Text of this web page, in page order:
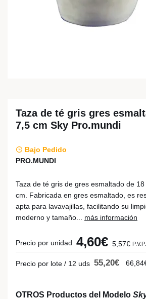
Taza de té gris gres
7,5 cm Sky Pro.mundi
Bajo Pedido
PRO.MUNDI
Taza de té gris de gres esmaltado de
cm. Fabricada en gres esmaltado, es
apta para lavavajillas, facilitando su
moderno y tamaño... más información
Precio por unidad 4,60€ 5,57€ P.V.P.
Precio por lote / 12 uds 55,20€
OTROS Productos del Modelo